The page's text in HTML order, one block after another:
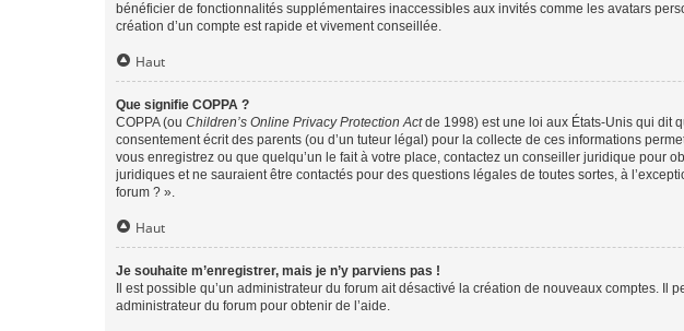
bénéficier de fonctionnalités supplémentaires inaccessibles aux invités comme les avatars
création d’un compte est rapide et vivement conseillée.
Haut
Que signifie COPPA ?
COPPA (ou Children’s Online Privacy Protection Actde 1998) est une loi aux États-Unis qui dit
consentement écrit des parents (ou d’un tuteur légal) pour la collecte de ces informations
vous enregistrez ou que quelqu’un le fait à votre place, contactez un conseiller juridique pour
juridiques et ne sauraient être contactés pour des questions légales de toutes sortes, à
forum ? ».
Haut
Je souhaite m’enregistrer, mais je n’y parviens pas !
Il est possible qu’un administrateur du forum ait désactivé la création de nouveaux comptes.
administrateur du forum pour obtenir de l’aide.